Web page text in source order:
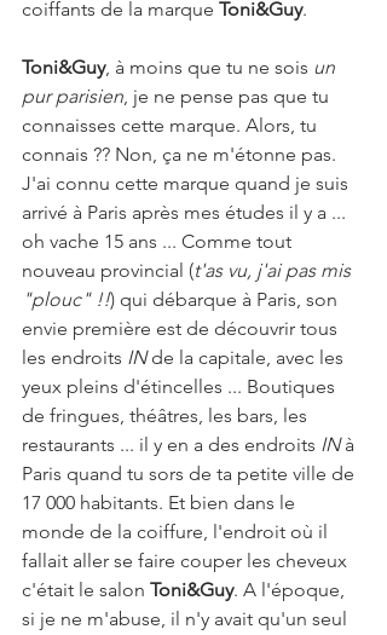
coiffants de la marque Toni&Guy.
Toni&Guy, à moins que tu ne sois un
pur parisien, je ne pense pas que tu
connaisses cette marque. Alors, tu
connais ?? Non, ça ne m'étonne pas.
J'ai connu cette marque quand je suis
arrivé à Paris après mes études il y a ...
oh vache 15 ans ... Comme tout
nouveau provincial (t'as vu, j'ai pas mis
"plouc" !!) qui débarque à Paris, son
envie première est de découvrir tous
les endroits IN de la capitale, avec les
yeux pleins d'étincelles ... Boutiques
de fringues, théâtres, les bars, les
restaurants ... il y en a des endroits IN à
Paris quand tu sors de ta petite ville de
17 000 habitants. Et bien dans le
monde de la coiffure, l'endroit où il
fallait aller se faire couper les cheveux
c'était le salon Toni&Guy. A l'époque,
si je ne m'abuse, il n'y avait qu'un seul